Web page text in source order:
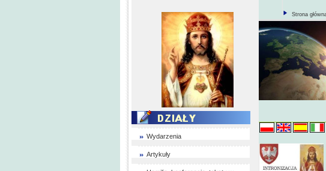
Wydarzenia
Artykuły
Strona